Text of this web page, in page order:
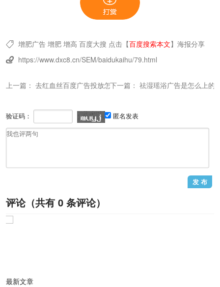
 增肥广告 增肥 增高 百度大搜 点击【百度搜索本文】 海报分享
 https://www.dxc8.cn/SEM/baidukaihu/79.html
上一篇： 去红血丝百度广告投放怎么开户
下一篇： 祛湿瑶浴广告是怎么上的
验证码： 匿名发表
评论（共有 0 条评论）
最新文章